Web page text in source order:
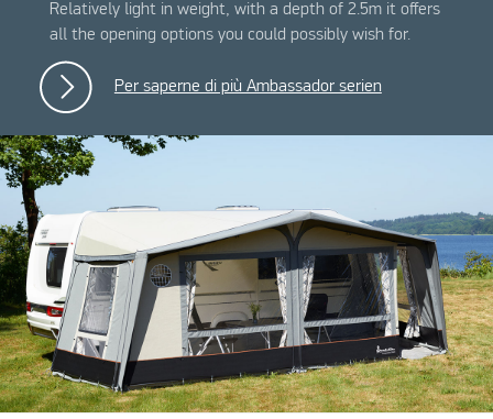
Relatively light in weight, with a depth of 2.5m it offers
all the opening options you could possibly wish for.
Per saperne di più Ambassador serien